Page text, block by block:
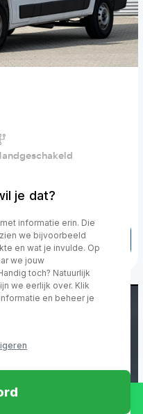
Financial lease v.a.
Toon details
je dat?
informatie erin. Die
we bijvoorbeeld
en wat je invulde. Op
we jouw
toch? Natuurlijk
we eerlijk over. Klik
en beheer je